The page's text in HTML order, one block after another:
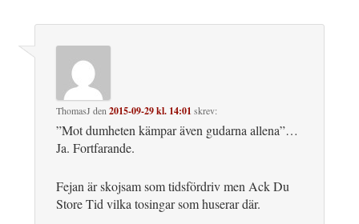
ThomasJ den 2015-09-29 kl. 14:01 skrev:
”Mot dumheten kämpar även gudarna allena”…
Ja. Fortfarande.
Fejan är skojsam som tidsfördriv men Ack Du
Store Tid vilka tosingar som huserar där.